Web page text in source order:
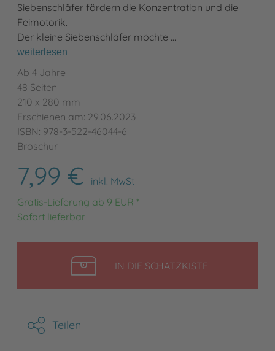
Siebenschläfer fördern die Konzentration und die
Feimotorik.
Der kleine Siebenschläfer möchte …
weiterlesen
Ab 4 Jahre
48 Seiten
210 x 280 mm
Erschienen am: 29.06.2023
ISBN: 978-3-522-46044-6
Broschur
7,99 €
inkl. MwSt
Gratis-Lieferung ab 9 EUR *
Sofort lieferbar
IN DIE SCHATZKISTELEGEN
Teilen